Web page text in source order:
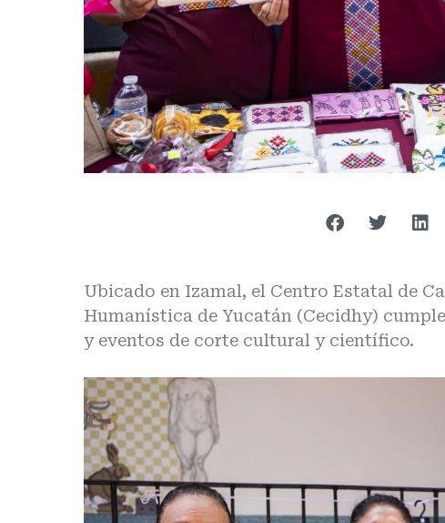
Ubicado en Izamal, el Centro Estatal de
Humanística de Yucatán (Cecidhy)
y eventos de corte cultural y científico.